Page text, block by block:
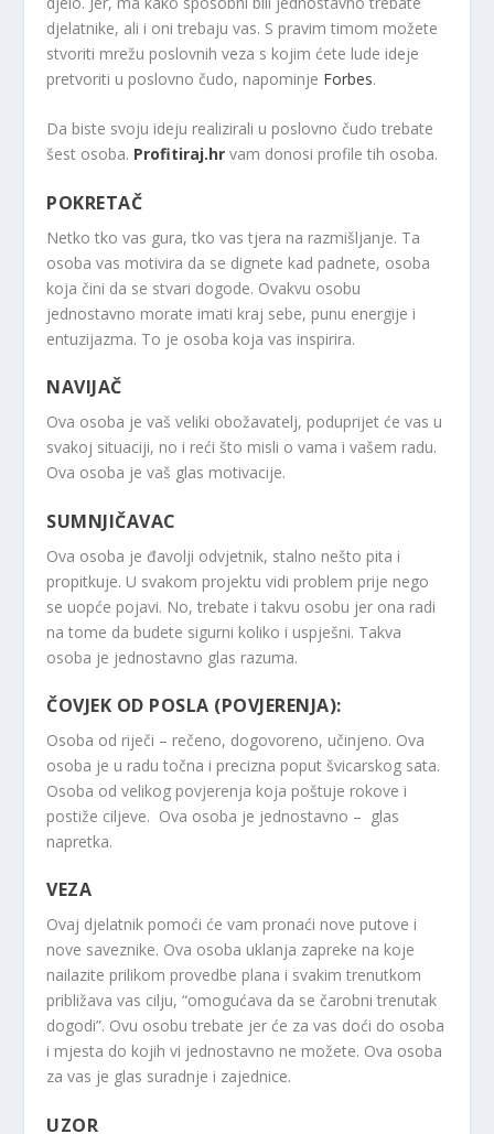
djelatnike, ali i oni trebaju vas. S pravim timom možete
stvoriti mrežu poslovnih veza s kojim ćete lude ideje
pretvoriti u poslovno čudo, napominje Forbes.
Da biste svoju ideju realizirali u poslovno čudo trebate
šest osoba. Profitiraj.hr vam donosi profile tih osoba.
POKRETAČ
Netko tko vas gura, tko vas tjera na razmišljanje. Ta
osoba vas motivira da se dignete kad padnete, osoba
koja čini da se stvari dogode. Ovakvu osobu
jednostavno morate imati kraj sebe, punu energije i
entuzijazma. To je osoba koja vas inspirira.
NAVIJAČ
Ova osoba je vaš veliki obožavatelj, poduprijet će vas u
svakoj situaciji, no i reći što misli o vama i vašem radu.
Ova osoba je vaš glas motivacije.
SUMNJIČAVAC
Ova osoba je đavolji odvjetnik, stalno nešto pita i
propitkuje. U svakom projektu vidi problem prije nego
se uopće pojavi. No, trebate i takvu osobu jer ona radi
na tome da budete sigurni koliko i uspješni. Takva
osoba je jednostavno glas razuma.
ČOVJEK OD POSLA (POVJERENJA):
Osoba od riječi – rečeno, dogovoreno, učinjeno. Ova
osoba je u radu točna i precizna poput švicarskog sata.
Osoba od velikog povjerenja koja poštuje rokove i
postiže ciljeve. Ova osoba je jednostavno – glas
napretka.
VEZA
Ovaj djelatnik pomoći će vam pronaći nove putove i
nove saveznike. Ova osoba uklanja zapreke na koje
nailazite prilikom provedbe plana i svakim trenutkom
približava vas cilju, “omogućava da se čarobni trenutak
dogodi”. Ovu osobu trebate jer će za vas doći do osoba
i mjesta do kojih vi jednostavno ne možete. Ova osoba
za vas je glas suradnje i zajednice.
UZOR